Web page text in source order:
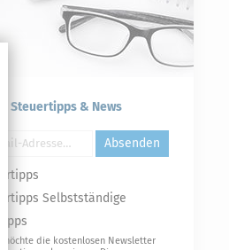
Steuertipps & News
Absenden
Selbstständige
möchte die kostenlosen Newsletter